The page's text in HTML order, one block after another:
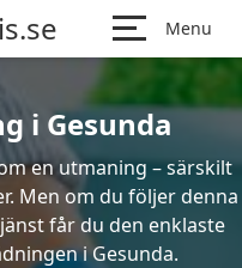
Menu
i Gesunda
en utmaning – särskilt
Men om du följer denna
får du den enklaste
i Gesunda.